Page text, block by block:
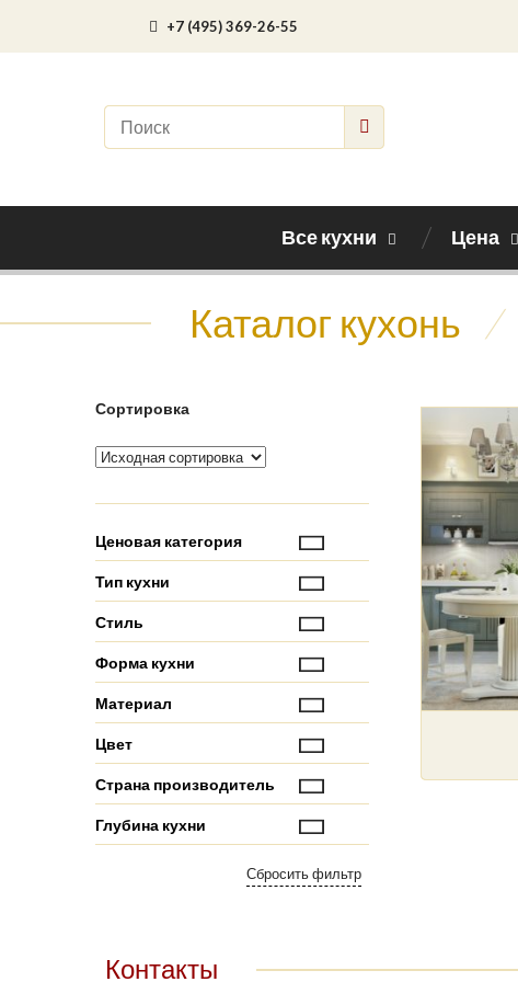
+7 (495) 369-26-55
Все кухни Цена
Каталог кухонь /
Сортировка
Ценовая категория
Тип кухни
Стиль
Форма кухни
Материал
Цвет
Страна производитель
Глубина кухни
Контакты